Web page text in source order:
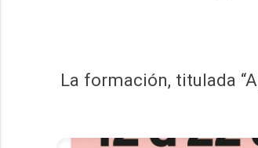
La formación, titulada